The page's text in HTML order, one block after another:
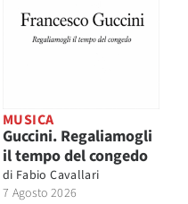
MUSICA
Guccini. Regaliamogli
il tempo del congedo
di Fabio Cavallari
7 Agosto 2026